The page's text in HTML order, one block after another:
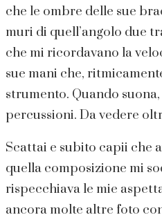
che le ombre delle sue
muri di quell’angolo due
che mi ricordavano la
sue mani che,
strumento. Quando
percussioni. Da vedere
Scattai e subito capii che
quella composizione mi
rispecchiava le mie
ancora molte altre foto